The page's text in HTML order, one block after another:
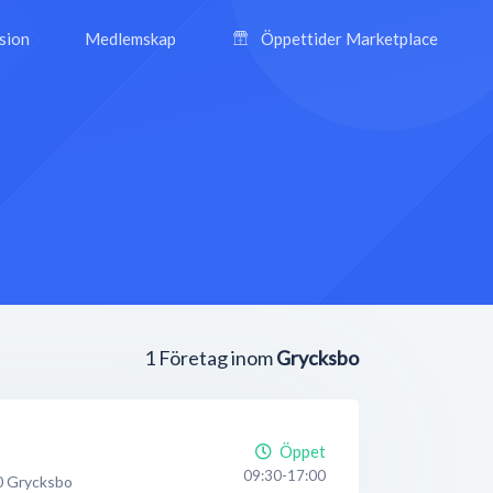
Medlemskap Öppettider Marketplace
1 Företag inomGrycksbo
Grycksbo
Öppet
09:30-17:00